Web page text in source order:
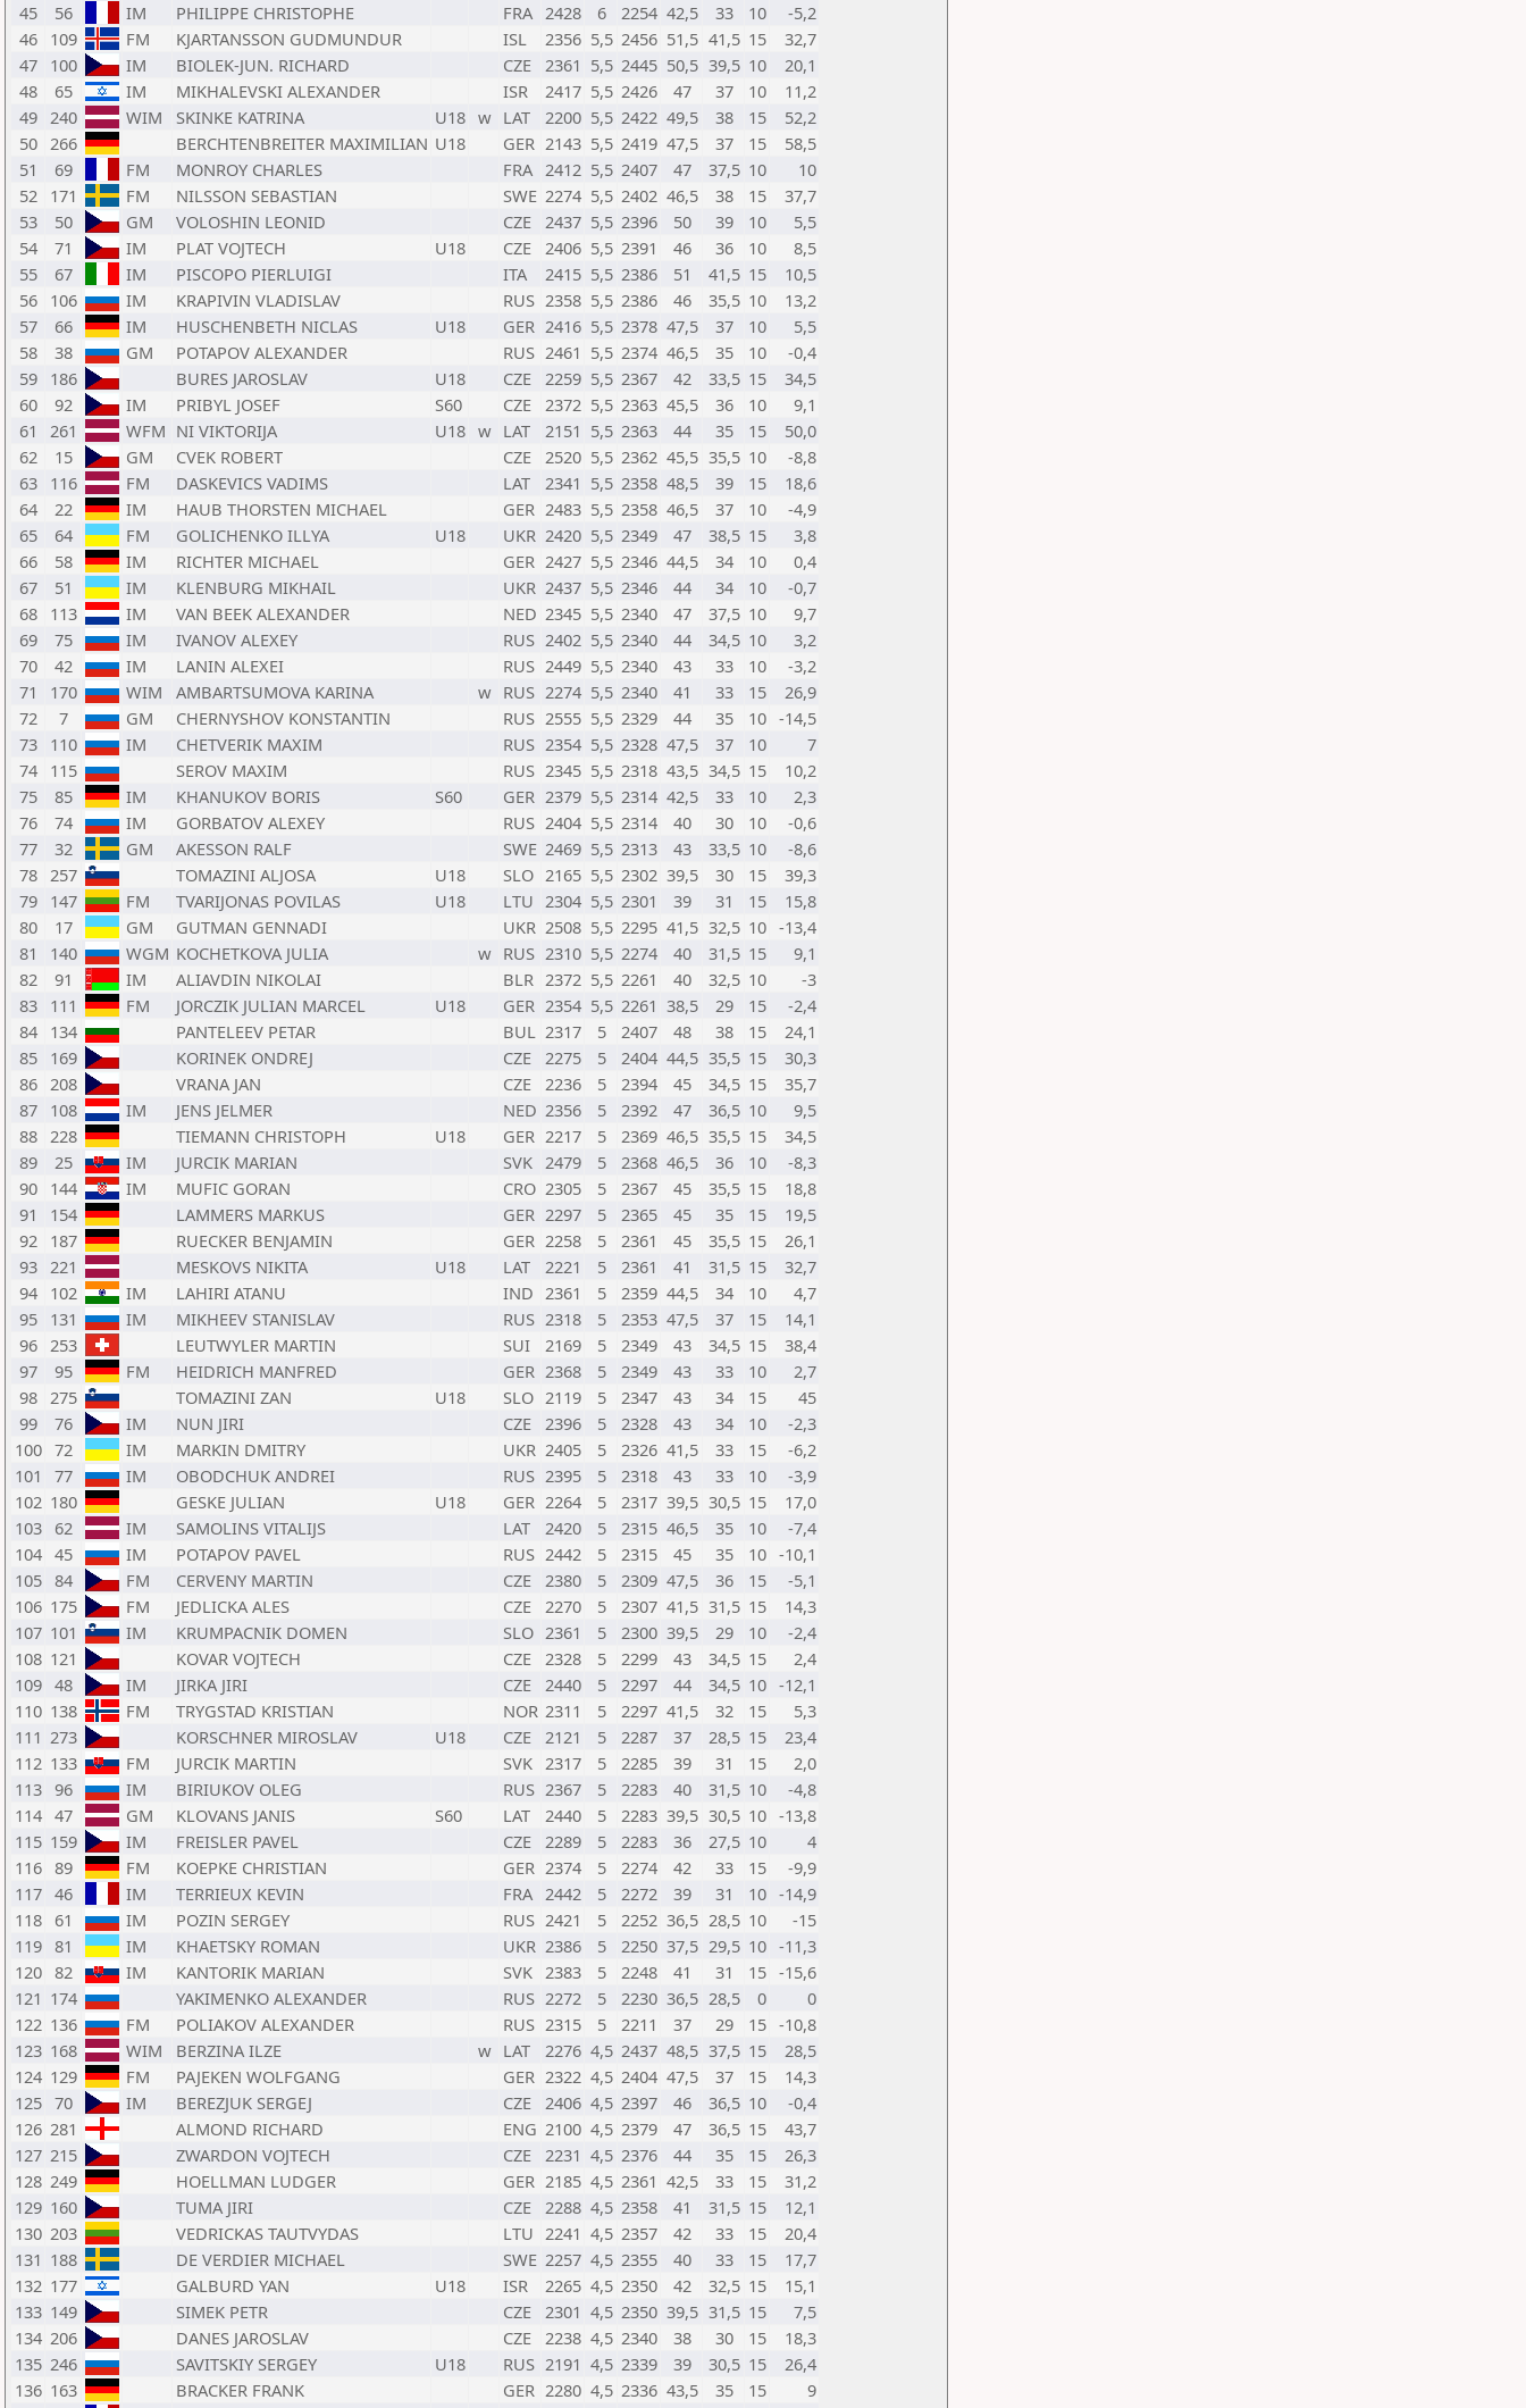
45
56 IM PHILIPPE CHRISTOPHE FRA 2428 6 2254 42,5 33 10
-5,2
46 109 FM KJARTANSSON GUDMUNDUR ISL 2356 5,5 2456 51,5 41,5 15
32,7
47 100 IM BIOLEK-JUN. RICHARD CZE 2361 5,5 2445 50,5 39,5 10
20,1
48
65 IM MIKHALEVSKI ALEXANDER ISR 2417 5,5 2426 47 37 10
11,2
49 240 WIM SKINKE KATRINA U18 w LAT 2200 5,5 2422 49,5 38 15
52,2
50 266 BERCHTENBREITER MAXIMILIAN U18 GER 2143 5,5 2419 47,5 37 15
58,5
51
69 FM MONROY CHARLES FRA 2412 5,5 2407 47 37,5 10
10
52 171 FM NILSSON SEBASTIAN SWE 2274 5,5 2402 46,5 38 15
37,7
53
50 GM VOLOSHIN LEONID CZE 2437 5,5 2396 50 39 10
5,5
54
71 IM PLAT VOJTECH U18 CZE 2406 5,5 2391 46 36 10
8,5
55
67 IM PISCOPO PIERLUIGI ITA 2415 5,5 2386 51 41,5 15
10,5
56 106 IM KRAPIVIN VLADISLAV RUS 2358 5,5 2386 46 35,5 10
13,2
57
66 IM HUSCHENBETH NICLAS U18 GER 2416 5,5 2378 47,5 37 10
5,5
58
38 GM POTAPOV ALEXANDER RUS 2461 5,5 2374 46,5 35 10
-0,4
59 186 BURES JAROSLAV U18 CZE 2259 5,5 2367 42 33,5 15
34,5
60
92 IM PRIBYL JOSEF S60 CZE 2372 5,5 2363 45,5 36 10
9,1
61
261 WFM NI VIKTORIJA U18 w LAT 2151 5,5 2363 44 35 15
50,0
62
15 GM CVEK ROBERT CZE 2520 5,5 2362 45,5 35,5 10
-8,8
63 116 FM DASKEVICS VADIMS LAT 2341 5,5 2358 48,5 39 15
18,6
64
22 IM HAUB THORSTEN MICHAEL GER 2483 5,5 2358 46,5 37 10
-4,9
65
64 FM GOLICHENKO ILLYA U18 UKR 2420 5,5 2349 47 38,5 15
3,8
66
58 IM RICHTER MICHAEL GER 2427 5,5 2346 44,5 34 10
0,4
67
51 IM KLENBURG MIKHAIL UKR 2437 5,5 2346 44 34 10
-0,7
68 113 IM VAN BEEK ALEXANDER NED 2345 5,5 2340 47 37,5 10
9,7
69
75 IM IVANOV ALEXEY RUS 2402 5,5 2340 44 34,5 10
3,2
70
42 IM LANIN ALEXEI RUS 2449 5,5 2340 43 33 10
-3,2
71
170 WIM AMBARTSUMOVA KARINA w RUS 2274 5,5 2340 41 33 15
26,9
72
7 GM CHERNYSHOV KONSTANTIN RUS 2555 5,5 2329 44 35 10 -14,5
73 110 IM CHETVERIK MAXIM RUS 2354 5,5 2328 47,5 37 10
7
74 115 SEROV MAXIM RUS 2345 5,5 2318 43,5 34,5 15
10,2
75
85 IM KHANUKOV BORIS S60 GER 2379 5,5 2314 42,5 33 10
2,3
76
74 IM GORBATOV ALEXEY RUS 2404 5,5 2314 40 30 10
-0,6
77
32 GM AKESSON RALF SWE 2469 5,5 2313 43 33,5 10
-8,6
78 257 TOMAZINI ALJOSA U18 SLO 2165 5,5 2302 39,5 30 15
39,3
79 147 FM TVARIJONAS POVILAS U18 LTU 2304 5,5 2301 39 31 15
15,8
80
17 GM GUTMAN GENNADI UKR 2508 5,5 2295 41,5 32,5 10 -13,4
81
140 WGM KOCHETKOVA JULIA w RUS 2310 5,5 2274 40 31,5 15
9,1
82
91 IM ALIAVDIN NIKOLAI BLR 2372 5,5 2261 40 32,5 10
-3
83 111 FM JORCZIK JULIAN MARCEL U18 GER 2354 5,5 2261 38,5 29 15
-2,4
84 134 PANTELEEV PETAR BUL 2317 5 2407 48 38 15
24,1
85 169 KORINEK ONDREJ CZE 2275 5 2404 44,5 35,5 15
30,3
86 208 VRANA JAN CZE 2236 5 2394 45 34,5 15
35,7
87 108 IM JENS JELMER NED 2356 5 2392 47 36,5 10
9,5
88 228 TIEMANN CHRISTOPH U18 GER 2217 5 2369 46,5 35,5 15
34,5
89
25 IM JURCIK MARIAN SVK 2479 5 2368 46,5 36 10
-8,3
90 144 IM MUFIC GORAN CRO 2305 5 2367 45 35,5 15
18,8
91
154 LAMMERS MARKUS GER 2297 5 2365 45 35 15
19,5
92 187 RUECKER BENJAMIN GER 2258 5 2361 45 35,5 15
26,1
93 221 MESKOVS NIKITA U18 LAT 2221 5 2361 41 31,5 15
32,7
94 102 IM LAHIRI ATANU IND 2361 5 2359 44,5 34 10
4,7
95 131 IM MIKHEEV STANISLAV RUS 2318 5 2353 47,5 37 15
14,1
96 253 LEUTWYLER MARTIN SUI 2169 5 2349 43 34,5 15
38,4
97
95 FM HEIDRICH MANFRED GER 2368 5 2349 43 33 10
2,7
98 275 TOMAZINI ZAN U18 SLO 2119 5 2347 43 34 15
45
99
76 IM NUN JIRI CZE 2396 5 2328 43 34 10
-2,3
100 72 IM MARKIN DMITRY UKR 2405 5 2326 41,5 33 15
-6,2
101
77 IM OBODCHUK ANDREI RUS 2395 5 2318 43 33 10
-3,9
102 180 GESKE JULIAN U18 GER 2264 5 2317 39,5 30,5 15
17,0
103 62 IM SAMOLINS VITALIJS LAT 2420 5 2315 46,5 35 10
-7,4
104 45 IM POTAPOV PAVEL RUS 2442 5 2315 45 35 10 -10,1
105 84 FM CERVENY MARTIN CZE 2380 5 2309 47,5 36 15
-5,1
106 175 FM JEDLICKA ALES CZE 2270 5 2307 41,5 31,5 15
14,3
107 101 IM KRUMPACNIK DOMEN SLO 2361 5 2300 39,5 29 10
-2,4
108 121 KOVAR VOJTECH CZE 2328 5 2299 43 34,5 15
2,4
109 48 IM JIRKA JIRI CZE 2440 5 2297 44 34,5 10 -12,1
110 138 FM TRYGSTAD KRISTIAN NOR 2311 5 2297 41,5 32 15
5,3
111 273 KORSCHNER MIROSLAV U18 CZE 2121 5 2287 37 28,5 15
23,4
112 133 FM JURCIK MARTIN SVK 2317 5 2285 39 31 15
2,0
113 96 IM BIRIUKOV OLEG RUS 2367 5 2283 40 31,5 10
-4,8
114 47 GM KLOVANS JANIS S60 LAT 2440 5 2283 39,5 30,5 10 -13,8
115 159 IM FREISLER PAVEL CZE 2289 5 2283 36 27,5 10
4
116 89 FM KOEPKE CHRISTIAN GER 2374 5 2274 42 33 15
-9,9
117 46 IM TERRIEUX KEVIN FRA 2442 5 2272 39 31 10 -14,9
118 61 IM POZIN SERGEY RUS 2421 5 2252 36,5 28,5 10
-15
119 81 IM KHAETSKY ROMAN UKR 2386 5 2250 37,5 29,5 10 -11,3
120 82 IM KANTORIK MARIAN SVK 2383 5 2248 41 31 15 -15,6
121 174 YAKIMENKO ALEXANDER RUS 2272 5 2230 36,5 28,5 0
0
122 136 FM POLIAKOV ALEXANDER RUS 2315 5 2211 37 29 15 -10,8
123 168 WIM BERZINA ILZE w LAT 2276 4,5 2437 48,5 37,5 15
28,5
124 129 FM PAJEKEN WOLFGANG GER 2322 4,5 2404 47,5 37 15
14,3
125 70 IM BEREZJUK SERGEJ CZE 2406 4,5 2397 46 36,5 10
-0,4
126 281 ALMOND RICHARD ENG 2100 4,5 2379 47 36,5 15
43,7
127 215 ZWARDON VOJTECH CZE 2231 4,5 2376 44 35 15
26,3
128 249 HOELLMAN LUDGER GER 2185 4,5 2361 42,5 33 15
31,2
129 160 TUMA JIRI CZE 2288 4,5 2358 41 31,5 15
12,1
130 203 VEDRICKAS TAUTVYDAS LTU 2241 4,5 2357 42 33 15
20,4
131 188 DE VERDIER MICHAEL SWE 2257 4,5 2355 40 33 15
17,7
132 177 GALBURD YAN U18 ISR 2265 4,5 2350 42 32,5 15
15,1
133 149 SIMEK PETR CZE 2301 4,5 2350 39,5 31,5 15
7,5
134 206 DANES JAROSLAV CZE 2238 4,5 2340 38 30 15
18,3
135 246 SAVITSKIY SERGEY U18 RUS 2191 4,5 2339 39 30,5 15
26,4
136 163 BRACKER FRANK GER 2280 4,5 2336 43,5 35 15
9